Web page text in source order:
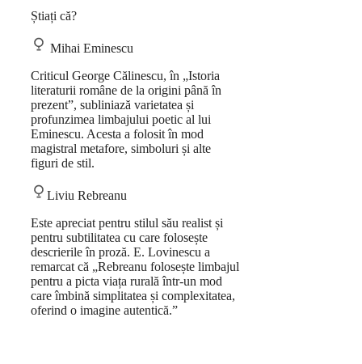
Știați că?
Mihai Eminescu
Criticul George Călinescu, în „Istoria
literaturii române de la origini până în
prezent”, subliniază varietatea și
profunzimea limbajului poetic al lui
Eminescu. Acesta a folosit în mod
magistral metafore, simboluri și alte
figuri de stil.
Liviu Rebreanu
Este apreciat pentru stilul său realist și
pentru subtilitatea cu care folosește
descrierile în proză. E. Lovinescu a
remarcat că „Rebreanu folosește limbajul
pentru a picta viața rurală într-un mod
care îmbină simplitatea și complexitatea,
oferind o imagine autentică.”